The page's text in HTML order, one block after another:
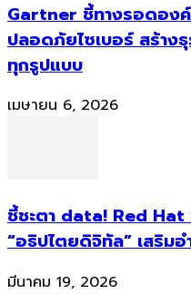
Gartner ชี้ทางรอดองค์
ปลอดภัยไซเบอร์ สร้า
ทุกรูปแบบ
เมษายน 6, 2026
ชี้ชะตา data! Red Hat
“อธิปไตยดิจิทัล” เสริม
มีนาคม 19, 2026